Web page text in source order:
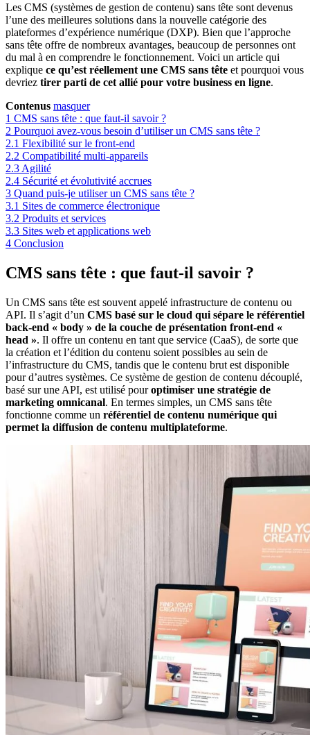
Les CMS (systèmes de gestion de contenu) sans tête sont devenus
l’une des meilleures solutions dans la nouvelle catégorie des
plateformes d’expérience numérique (DXP). Bien que l’approche
sans tête offre de nombreux avantages, beaucoup de personnes ont
du mal à en comprendre le fonctionnement. Voici un article qui
explique ce qu’est réellement une CMS sans tête et pourquoi vous
devriez tirer parti de cet allié pour votre business en ligne.
Contenus masquer
1 CMS sans tête : que faut-il savoir ?
2 Pourquoi avez-vous besoin d’utiliser un CMS sans tête ?
2.1 Flexibilité sur le front-end
2.2 Compatibilité multi-appareils
2.3 Agilité
2.4 Sécurité et évolutivité accrues
3 Quand puis-je utiliser un CMS sans tête ?
3.1 Sites de commerce électronique
3.2 Produits et services
3.3 Sites web et applications web
4 Conclusion
CMS sans tête : que faut-il savoir ?
Un CMS sans tête est souvent appelé infrastructure de contenu ou
API. Il s’agit d’un CMS basé sur le cloud qui sépare le référentiel
back-end « body » de la couche de présentation front-end «
head ». Il offre un contenu en tant que service (CaaS), de sorte que
la création et l’édition du contenu soient possibles au sein de
l’infrastructure du CMS, tandis que le contenu brut est disponible
pour d’autres systèmes. Ce système de gestion de contenu découplé,
basé sur une API, est utilisé pouroptimiser une stratégie de
marketing omnicanal. En termes simples, un CMS sans tête
fonctionne comme un référentiel de contenu numérique qui
permet la diffusion de contenu multiplateforme.